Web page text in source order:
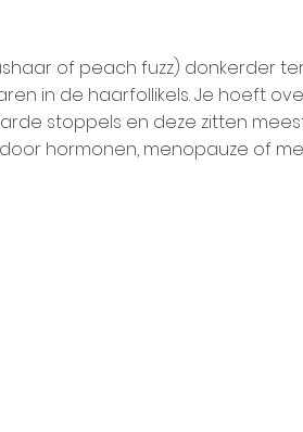
of peach fuzz) donkerder
in de haarfollikels. Je hoeft
stoppels en deze zitten
hormonen, menopauze of